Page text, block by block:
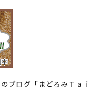
ブログ「まどろみＴａｉ